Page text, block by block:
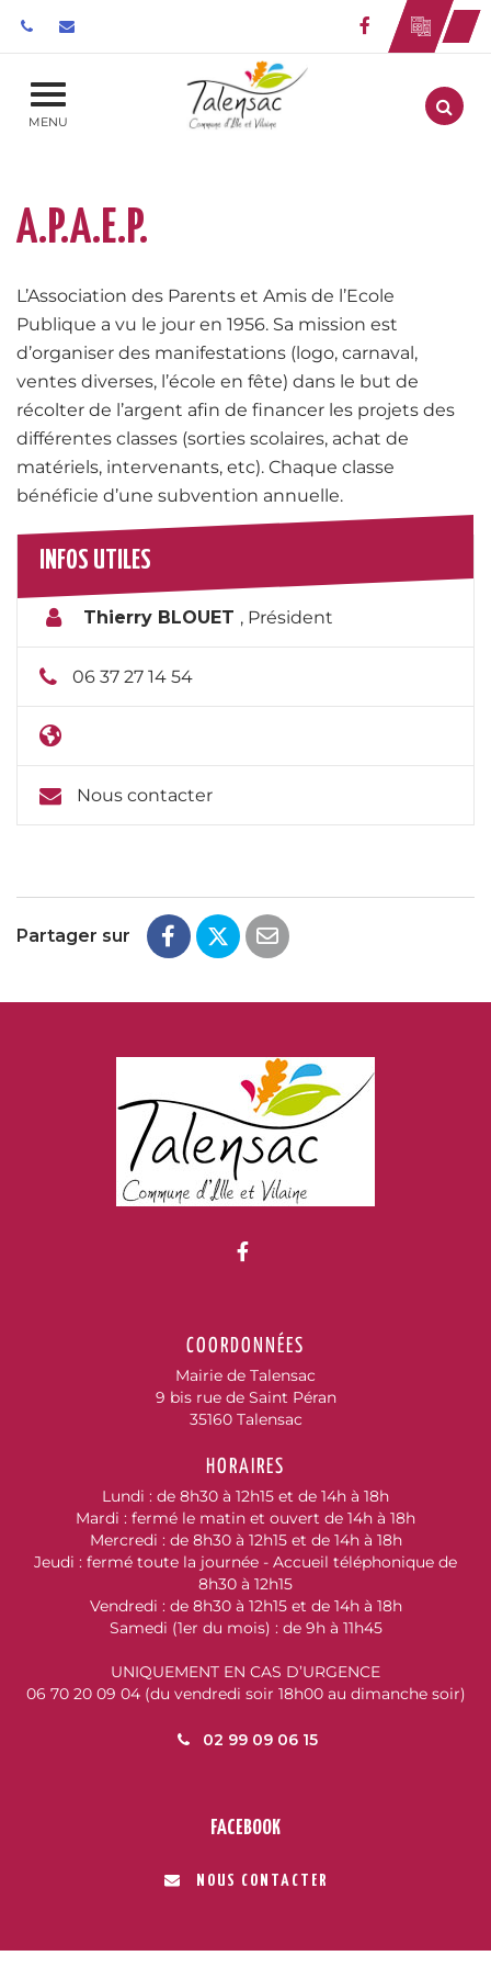
Lien vers le
MENU Aller
A.P.A.E.P.
L’Association des Parents et Amis de l’Ecole
Publique a vu le jour en 1956. Sa mission est
d’organiser des manifestations (logo, carnaval,
ventes diverses, l’école en fête) dans le but de
récolter de l’argent afin de financer les projets des
différentes classes (sorties scolaires, achat de
matériels, intervenants, etc). Chaque classe
bénéficie d’une subvention annuelle.
INFOS UTILES
Thierry BLOUET , Président
06 37 27 14 54
Nous contacter
Partager sur
Lien vers le compte
COORDONNÉES
Mairie de Talensac
9 bis rue de Saint Péran
35160 Talensac
HORAIRES
Lundi : de 8h30 à 12h15 et de 14h à 18h
Mardi : fermé le matin et ouvert de 14h à 18h
Mercredi : de 8h30 à 12h15 et de 14h à 18h
Jeudi : fermé toute la journée - Accueil téléphonique de
8h30 à 12h15
Vendredi : de 8h30 à 12h15 et de 14h à 18h
Samedi (1er du mois) : de 9h à 11h45
UNIQUEMENT EN CAS D’URGENCE
06 70 20 09 04 (du vendredi soir 18h00 au dimanche soir)
02 99 09 06 15
FACEBOOK
NOUS CONTACTER